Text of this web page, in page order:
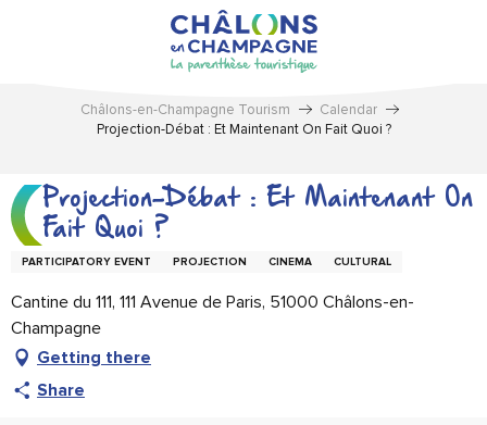
Châlons-en-Champagne Tourism
Calendar
Projection-Débat : Et Maintenant On Fait Quoi ?
Projection-Débat : Et Maintenant On
Fait Quoi ?
PARTICIPATORY EVENT PROJECTION CINEMA CULTURAL
Cantine du 111, 111 Avenue de Paris, 51000 Châlons-en-
Champagne
Getting there
Share